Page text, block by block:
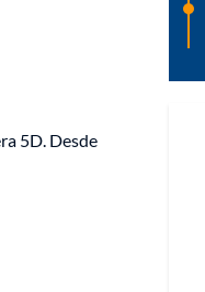
5D. Desde